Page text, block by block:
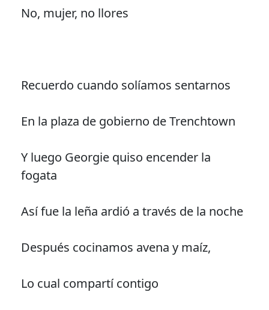
No, mujer, no llores
Recuerdo cuando solíamos sentarnos
En la plaza de gobierno de Trenchtown
Y luego Georgie quiso encender la
fogata
Así fue la leña ardió a través de la noche
Después cocinamos avena y maíz,
Lo cual compartí contigo